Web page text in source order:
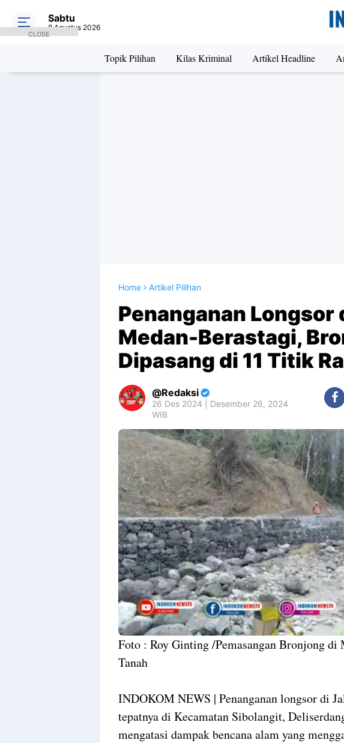
Sabtu
8 Agustus 2026
Topik Pilihan Kilas Kriminal Artikel Headline
Home Artikel Pilihan
Penanganan Longsor
Medan-Berastagi,
Dipasang di 11 Titik
Redaksi
26 Des 2024 | Desember 26, 2024
WIB
Foto : Roy Ginting /Pemasangan Bronjong di
Tanah
INDOKOM NEWS | Penanganan longsor di
tepatnya di Kecamatan Sibolangit,
mengatasi dampak bencana alam yang
CLOSE